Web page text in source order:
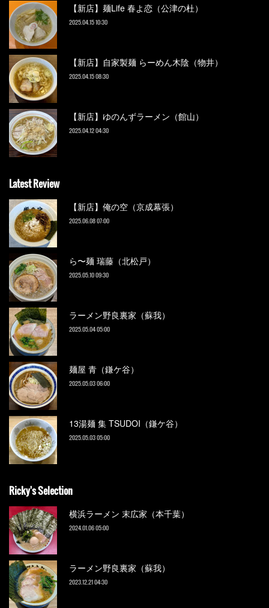
【新店】麺Life 春よ恋（公津の杜）
2025.04.15 10:30
【新店】自家製麺 らーめん木陰（物井）
2025.04.15 08:30
【新店】ゆのんずラーメン（館山）
2025.04.12 04:30
Latest Review
【新店】俺の空（京成幕張）
2025.06.08 07:00
ら〜麺 瑞藤（北松戸）
2025.05.10 09:30
ラーメン野良裏家（蘇我）
2025.05.04 05:00
麺屋 青（鎌ケ谷）
2025.05.03 06:00
13湯麺 集 TSUDOI（鎌ケ谷）
2025.05.03 05:00
Ricky's Selection
横浜ラーメン 末広家（本千葉）
2024.01.06 05:00
ラーメン野良裏家（蘇我）
2023.12.21 04:30